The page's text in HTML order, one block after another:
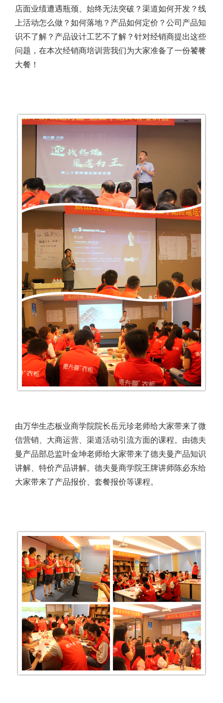
店面业绩遭遇瓶颈、始终无法突破？渠道如何开发？线
上活动怎么做？如何落地？产品如何定价？公司产品知
识不了解？产品设计工艺不了解？针对经销商提出这些
问题，在本次经销商培训营我们为大家准备了一份饕餮
大餐！
由万华生态板业商学院院长岳元珍老师给大家带来了微
信营销、大商运营、渠道活动引流方面的课程。由德夫
曼产品部总监叶金坤老师给大家带来了德夫曼产品知识
讲解、特价产品讲解。德夫曼商学院王牌讲师陈必东给
大家带来了产品报价、套餐报价等课程。